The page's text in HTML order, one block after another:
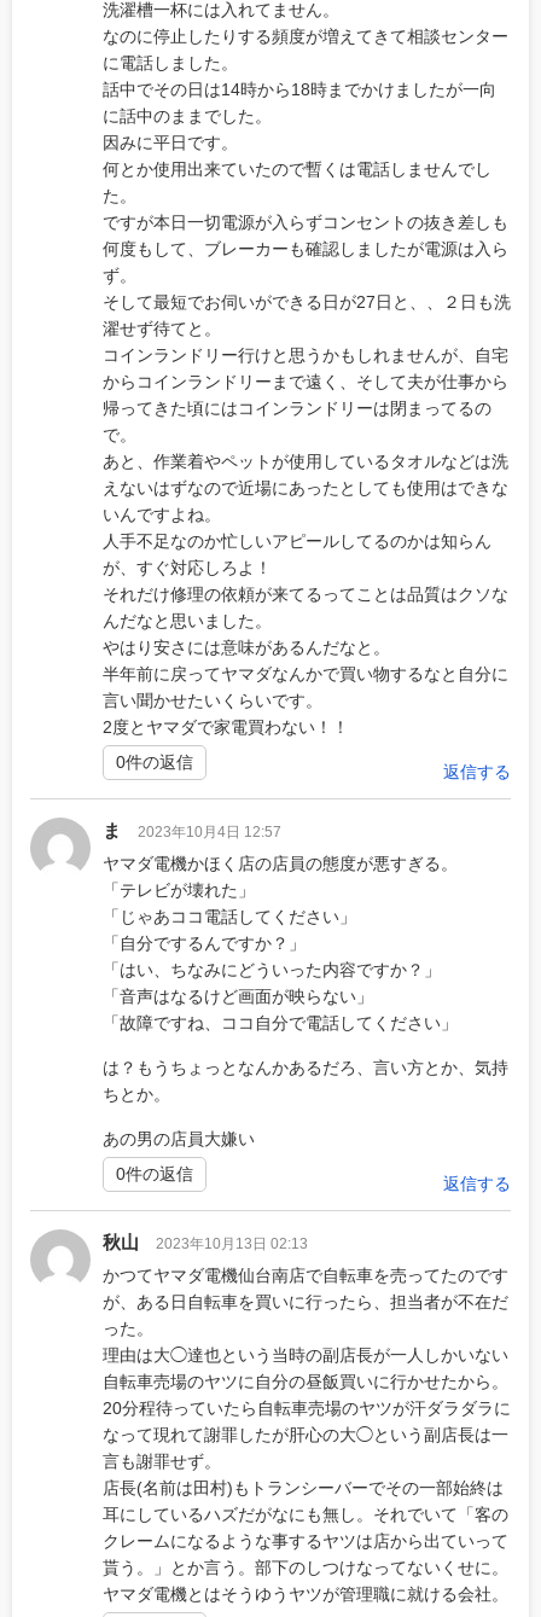
洗濯槽一杯には入れてません。
なのに停止したりする頻度が増えてきて相談センター
に電話しました。
話中でその日は14時から18時までかけましたが一向
に話中のままでした。
因みに平日です。
何とか使用出来ていたので暫くは電話しませんでし
た。
ですが本日一切電源が入らずコンセントの抜き差しも
何度もして、ブレーカーも確認しましたが電源は入ら
ず。
そして最短でお伺いができる日が27日と、、２日も洗
濯せず待てと。
コインランドリー行けと思うかもしれませんが、自宅
からコインランドリーまで遠く、そして夫が仕事から
帰ってきた頃にはコインランドリーは閉まってるの
で。
あと、作業着やペットが使用しているタオルなどは洗
えないはずなので近場にあったとしても使用はできな
いんですよね。
人手不足なのか忙しいアピールしてるのかは知らん
が、すぐ対応しろよ！
それだけ修理の依頼が来てるってことは品質はクソな
んだなと思いました。
やはり安さには意味があるんだなと。
半年前に戻ってヤマダなんかで買い物するなと自分に
言い聞かせたいくらいです。
2度とヤマダで家電買わない！！
返信する
0件の返信
ま 2023年10月4日 12:57
ヤマダ電機かほく店の店員の態度が悪すぎる。
「テレビが壊れた」
「じゃあココ電話してください」
「自分でするんですか？」
「はい、ちなみにどういった内容ですか？」
「音声はなるけど画面が映らない」
「故障ですね、ココ自分で電話してください」
は？もうちょっとなんかあるだろ、言い方とか、気持
ちとか。
あの男の店員大嫌い
返信する
0件の返信
秋山 2023年10月13日 02:13
かつてヤマダ電機仙台南店で自転車を売ってたのです
が、ある日自転車を買いに行ったら、担当者が不在だ
った。
理由は大◯達也という当時の副店長が一人しかいない
自転車売場のヤツに自分の昼飯買いに行かせたから。
20分程待っていたら自転車売場のヤツが汗ダラダラに
なって現れて謝罪したが肝心の大◯という副店長は一
言も謝罪せず。
店長(名前は田村)もトランシーバーでその一部始終は
耳にしているハズだがなにも無し。それでいて「客の
クレームになるような事するヤツは店から出ていって
貰う。」とか言う。部下のしつけなってないくせに。
ヤマダ電機とはそうゆうヤツが管理職に就ける会社。